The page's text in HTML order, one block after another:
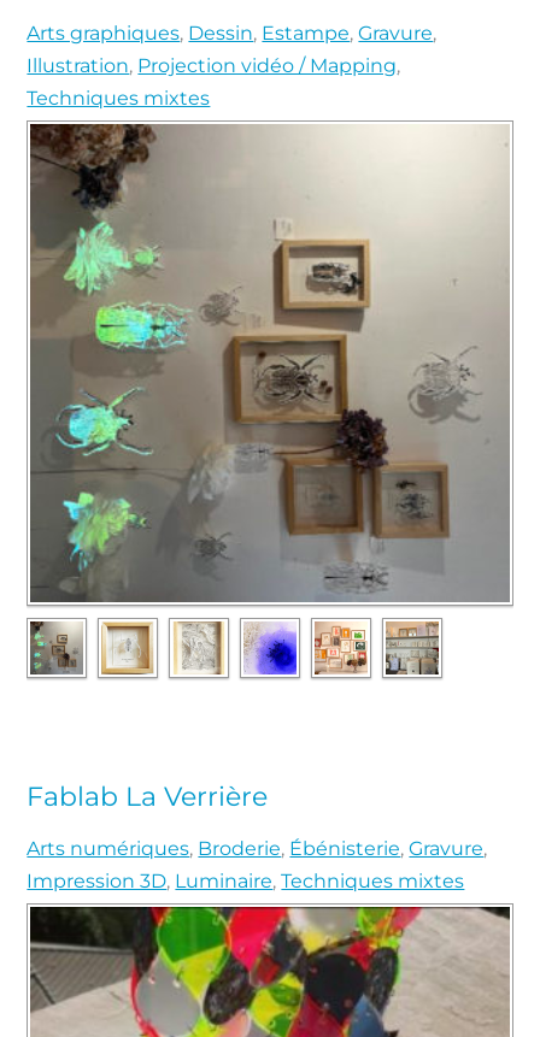
Arts graphiques, Dessin, Estampe,Gravure,
Illustration, Projection vidéo / Mapping,
Techniques mixtes
Fablab La Verrière
Arts numériques, Broderie, Ébénisterie,Gravure,
Impression 3D, Luminaire,Techniques mixtes